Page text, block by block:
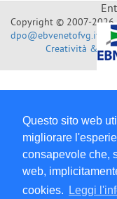
Questo sito web
migliorare
consapevole che,
web,
cookies.
Leggi
Copyright © 2007-2026
dpo@ebvenetofvg.it
Creatività &